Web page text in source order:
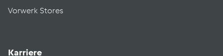
Vorwerk Stores
Karriere